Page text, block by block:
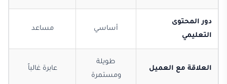
دور المحتوى
التعليمي
أساسي مساعد
العلاقة مع العميل
طويلة
ومستمرة
عابرة غالباً